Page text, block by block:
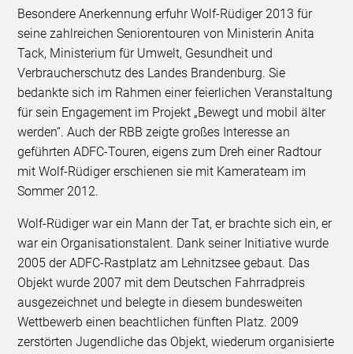
Besondere Anerkennung erfuhr Wolf-Rüdiger 2013 für
seine zahlreichen Seniorentouren von Ministerin Anita
Tack, Ministerium für Umwelt, Gesundheit und
Verbraucherschutz des Landes Brandenburg. Sie
bedankte sich im Rahmen einer feierlichen Veranstaltung
für sein Engagement im Projekt „Bewegt und mobil älter
werden“. Auch der RBB zeigte großes Interesse an
geführten ADFC-Touren, eigens zum Dreh einer Radtour
mit Wolf-Rüdiger erschienen sie mit Kamerateam im
Sommer 2012.
Wolf-Rüdiger war ein Mann der Tat, er brachte sich ein, er
war ein Organisationstalent. Dank seiner Initiative wurde
2005 der ADFC-Rastplatz am Lehnitzsee gebaut. Das
Objekt wurde 2007 mit dem Deutschen Fahrradpreis
ausgezeichnet und belegte in diesem bundesweiten
Wettbewerb einen beachtlichen fünften Platz. 2009
zerstörten Jugendliche das Objekt, wiederum organisierte